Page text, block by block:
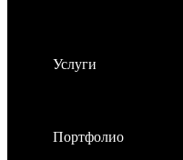
Услуги
Портфолио